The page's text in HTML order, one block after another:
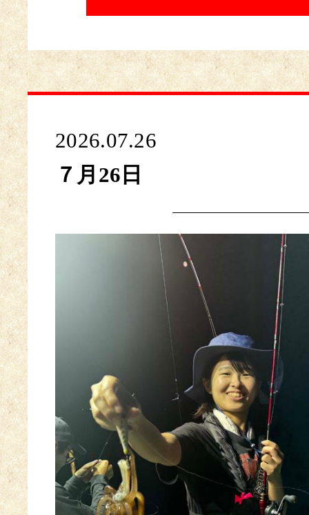
2026.07.26
７月26日